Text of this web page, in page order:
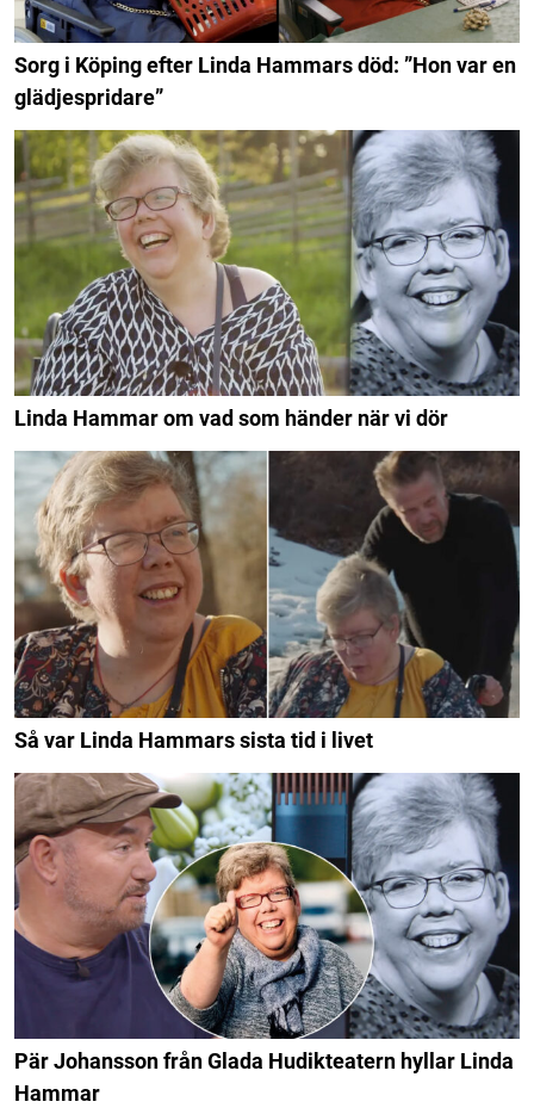
Sorg i Köping efter Linda Hammars död: ”Hon var en
glädjespridare”
Linda Hammar om vad som händer när vi dör
Så var Linda Hammars sista tid i livet
Pär Johansson från Glada Hudikteatern hyllar Linda
Hammar